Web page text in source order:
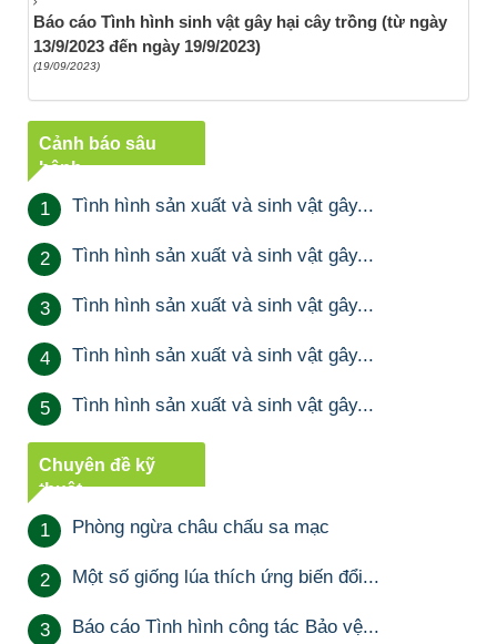
Báo cáo Tình hình sinh vật gây hại cây trồng (từ ngày
13/9/2023 đến ngày 19/9/2023)
(19/09/2023)
Cảnh báo sâu
bệnh
1 Tình hình sản xuất và sinh vật gây...
2 Tình hình sản xuất và sinh vật gây...
3 Tình hình sản xuất và sinh vật gây...
4 Tình hình sản xuất và sinh vật gây...
5 Tình hình sản xuất và sinh vật gây...
Chuyên đề kỹ
thuật
1 Phòng ngừa châu chấu sa mạc
2 Một số giống lúa thích ứng biến đổi...
3 Báo cáo Tình hình công tác Bảo vệ...